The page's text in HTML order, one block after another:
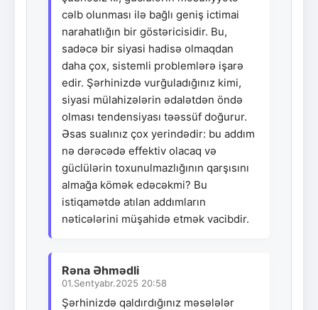
cəlb olunması ilə bağlı geniş ictimai
narahatlığın bir göstəricisidir. Bu,
sadəcə bir siyasi hadisə olmaqdan
daha çox, sistemli problemlərə işarə
edir. Şərhinizdə vurğuladığınız kimi,
siyasi mülahizələrin ədalətdən öndə
olması tendensiyası təəssüf doğurur.
Əsas sualınız çox yerindədir: bu addım
nə dərəcədə effektiv olacaq və
güclülərin toxunulmazlığının qarşısını
almağa kömək edəcəkmi? Bu
istiqamətdə atılan addımların
nəticələrini müşahidə etmək vacibdir.
Rəna Əhmədli
01.Sentyabr.2025 20:58
Şərhinizdə qaldırdığınız məsələlər